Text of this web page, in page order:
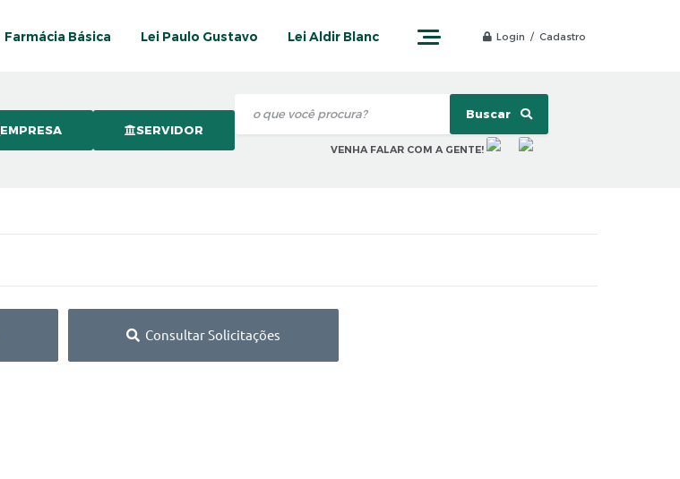
Login / Cadastro
Farmácia Básica Lei Paulo Gustavo Lei Aldir Blanc
EMPRESA SERVIDOR
Buscar
VENHA FALAR COM A GENTE!
Consultar Solicitações